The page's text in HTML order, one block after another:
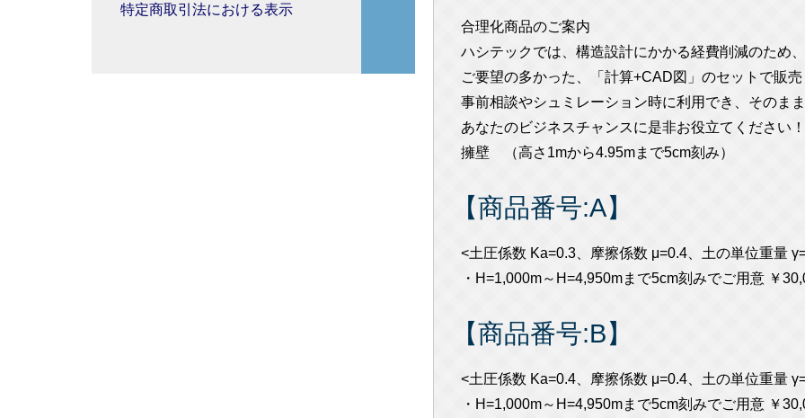
合理化商品のご案内
ハシテックでは、構造設計にかかる経費削減のため
ご要望の多かった、「計算+CAD図」のセットで販
事前相談やシュミレーション時に利用でき、そのま
あなたのビジネスチャンスに是非お役立てください！
擁壁 （高さ1mから4.95mまで5cm刻み）
【商品番号:A】
<土圧係数 Ka=0.3、摩擦係数 μ=0.4、土の単位重量
・H=1,000m～H=4,950mまで5cm刻みでご用意 ￥
【商品番号:B】
<土圧係数 Ka=0.4、摩擦係数 μ=0.4、土の単位重量
・H=1,000m～H=4,950mまで5cm刻みでご用意 ￥
特定商取引法における表示